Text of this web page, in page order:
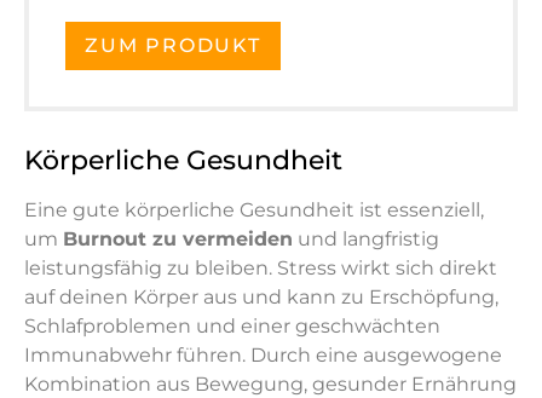
ZUM PRODUKT
Körperliche Gesundheit
Eine gute körperliche Gesundheit ist essenziell,
um Burnout zu vermeiden und langfristig
leistungsfähig zu bleiben. Stress wirkt sich direkt
auf deinen Körper aus und kann zu Erschöpfung,
Schlafproblemen und einer geschwächten
Immunabwehr führen. Durch eine ausgewogene
Kombination aus Bewegung, gesunder Ernährung